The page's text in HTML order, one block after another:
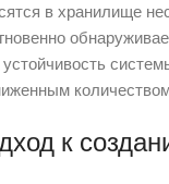
в хранилище
к